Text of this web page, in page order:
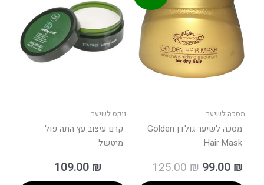
מסכה לשיער
מסכה לשיער גולדן Golden
Hair Mask
125.00₪
היה:
125.00 ₪.
99.00 ₪
ווקס לשיער
קרם עיצוב עץ התה פול
מיטשל
109.00 ₪